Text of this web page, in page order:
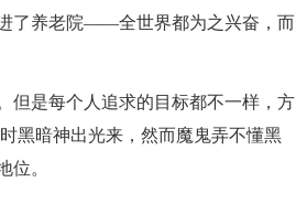
了养老院——全世界都为之兴奋，而
但是每个人追求的目标都不一样，方
黑暗神出光来，然而魔鬼弄不懂黑
位。